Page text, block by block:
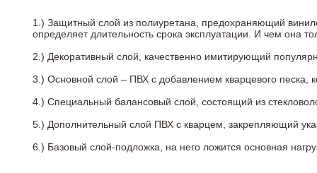
1.) Защитный слой из полиуретана, предохраняющий
определяет длительность срока эксплуатации. И чем она
2.) Декоративный слой, качественно имитирующий
3.) Основной слой – ПВХ с добавлением кварцевого песка,
4.) Специальный балансовый слой, состоящий из
5.) Дополнительный слой ПВХ с кварцем, закрепляющий
6.) Базовый слой-подложка, на него ложится основная